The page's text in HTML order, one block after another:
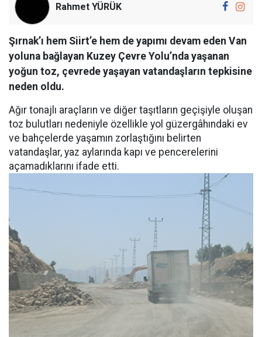
Rahmet YÜRÜK
Şırnak’ı hem Siirt’e hem de yapımı devam eden Van
yoluna bağlayan Kuzey Çevre Yolu’nda yaşanan
yoğun toz, çevrede yaşayan vatandaşların tepkisine
neden oldu.
Ağır tonajlı araçların ve diğer taşıtların geçişiyle oluşan
toz bulutları nedeniyle özellikle yol güzergâhındaki ev
ve bahçelerde yaşamın zorlaştığını belirten
vatandaşlar, yaz aylarında kapı ve pencerelerini
açamadıklarını ifade etti.